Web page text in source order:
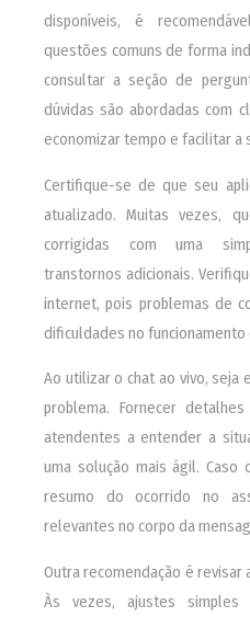
disponíveis, é
questões comuns de forma
consultar a seção de
dúvidas são abordadas com
economizar tempo e facilitar a
Certifique-se de que seu
atualizado. Muitas vezes,
corrigidas com uma
transtornos adicionais.
internet, pois problemas de
dificuldades no funcionamento
Ao utilizar o chat ao vivo, seja
problema. Fornecer
atendentes a entender a
uma solução mais ágil.
resumo do ocorrido no
relevantes no corpo da
Outra recomendação é revisar
Às vezes, ajustes simples